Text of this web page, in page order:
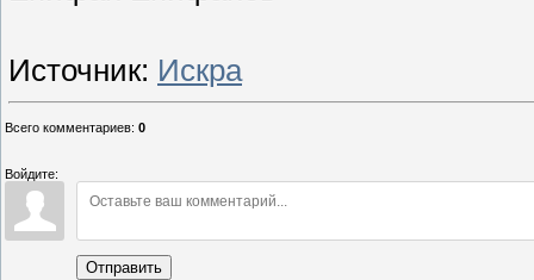
Источник: Искра
Всего комментариев: 0
Войдите:
Отправить